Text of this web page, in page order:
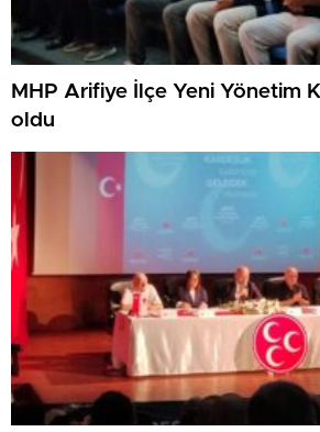
MHP Arifiye İlçe Yeni Yönetim
oldu